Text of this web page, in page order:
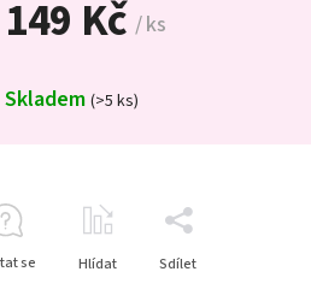
149 Kč / ks
Skladem (>5 ks)
se Hlídat Sdílet